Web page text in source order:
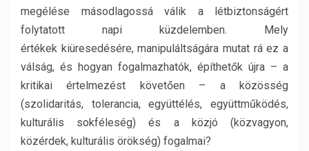
megélése másodlagossá válik a létbiztonságért
folytatott napi küzdelemben. Mely
értékek kiüresedésére, manipuláltságára mutat rá ez a
válság, és hogyan fogalmazhatók, építhetők újra – a
kritikai értelmezést követően – a közösség
(szolidaritás, tolerancia, együttélés, együttműködés,
kulturális sokféleség) és a közjó (közvagyon,
közérdek, kulturális örökség) fogalmai?